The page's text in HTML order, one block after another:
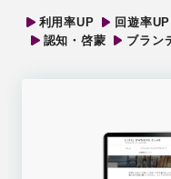
利用率UP
回遊率UP
認知・啓蒙
ブラン